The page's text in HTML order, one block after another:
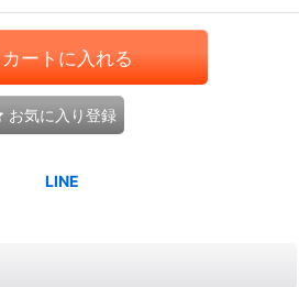
カートに入れる
お気に入り登録